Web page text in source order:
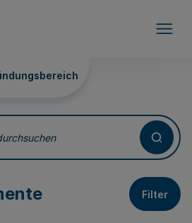
Filter